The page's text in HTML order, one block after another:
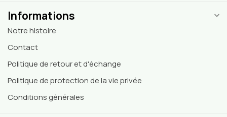
Informations
Notre histoire
Contact
Politique de retour et d'échange
Politique de protection de la vie privée
Conditions générales